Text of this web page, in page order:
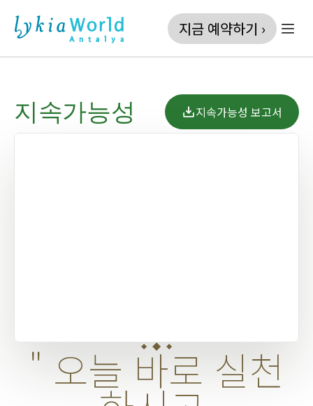
지속가능성 지속가능성 보고서
" 오늘 바로 실천
지금 예약하기 ›